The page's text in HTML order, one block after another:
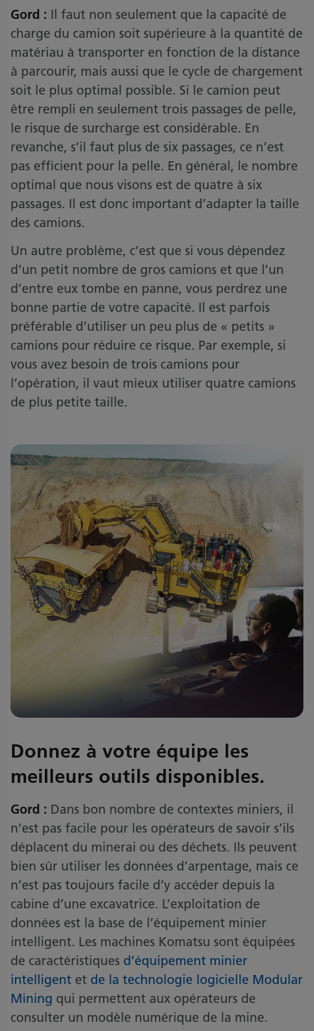
Gord : Il faut non seulement que la capacité de
charge du camion soit supérieure à la quantité de
matériau à transporter en fonction de la distance
à parcourir, mais aussi que le cycle de chargement
soit le plus optimal possible. Si le camion peut
être rempli en seulement trois passages de pelle,
le risque de surcharge est considérable. En
revanche, s’il faut plus de six passages, ce n’est
pas efficient pour la pelle. En général, le nombre
optimal que nous visons est de quatre à six
passages. Il est donc important d’adapter la taille
des camions.
Un autre problème, c’est que si vous dépendez
d’un petit nombre de gros camions et que l’un
d’entre eux tombe en panne, vous perdrez une
bonne partie de votre capacité. Il est parfois
préférable d’utiliser un peu plus de « petits »
camions pour réduire ce risque. Par exemple, si
vous avez besoin de trois camions pour
l’opération, il vaut mieux utiliser quatre camions
de plus petite taille.
Donnez à votre équipe les
meilleurs outils disponibles.
Gord : Dans bon nombre de contextes miniers, il
n’est pas facile pour les opérateurs de savoir s’ils
déplacent du minerai ou des déchets. Ils peuvent
bien sûr utiliser les données d’arpentage, mais ce
n’est pas toujours facile d’y accéder depuis la
cabine d’une excavatrice. L’exploitation de
données est la base de l’équipement minier
intelligent. Les machines Komatsu sont équipées
de caractéristiques d’équipement minier
intelligent et de la technologie logicielle Modular
Mining qui permettent aux opérateurs de
consulter un modèle numérique de la mine.